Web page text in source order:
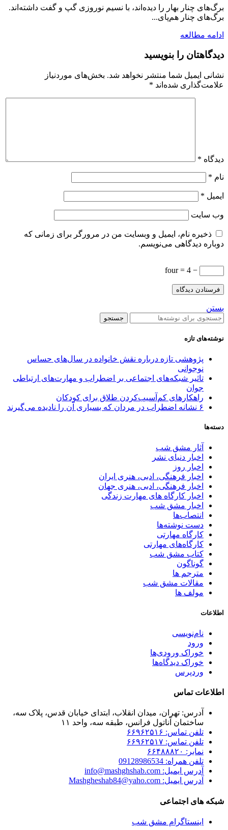
برگ‌های چنار بهار را دیده‌اند، با نسیم نوروزی گپ و گفت داشته‌اند.
برگ‌های چنار هم‌پای...
ادامه مطالعه
دیدگاهتان را بنویسید
نشانی ایمیل شما منتشر نخواهد شد. بخش‌های موردنیاز
علامت‌گذاری شده‌اند *
دیدگاه *
نام *
ایمیل *
وب‌ سایت
ذخیره نام، ایمیل و وبسایت من در مرورگر برای زمانی که
دوباره دیدگاهی می‌نویسم.
− four = 4
بستن
جستجو
نوشته‌های تازه
پژوهشی تازه درباره نقش خانواده در سال‌های حساس
نوجوانی
تاثیر شبکه‌های اجتماعی بر اضطراب و مهارت‌های ارتباطی
جوان
راهکارهای کم‌آسیب‌کردن طلاق برای کودکان
۶ نشانه اضطراب در مردان که بسیاری آن را نادیده می‌گیرند
دسته‌ها
آثار مشق شب
اخبار دنیای نشر
اخبار روز
اخبار فرهنگی، ادبی، هنری ایران
اخبار فرهنگی، ادبی، هنری جهان
اخبار کارگاه های مهارت زندگی
اخبار مشق شب
انتصاب‌ها
دست نوشته‌ها
کارگاه مهارتی
کارگاه‌های مهارتی
کتاب مشق شب
گوناگون
مترجم ها
مقالات مشق شب
مولف ها
اطلاعات
نام‌نویسی
ورود
خوراک ورودی‌ها
خوراک دیدگاه‌ها
وردپرس
اطلاعات تماس
آدرس: تهران، میدان انقلاب، ابتدای خیابان قدس، پلاک سه،
ساختمان آناتول فرانس، طبقه سه، واحد ۱۱
تلفن تماس: ۶۶۹۶۲۵۱۶
تلفن تماس: ۶۶۹۶۲۵۱۷
نمابر: ۶۶۴۸۸۸۲۰
تلفن همراه: 09128986534
آدرس ایمیل: info@mashghshab.com
آدرس ایمیل: Mashgheshab84@yaho.com
شبکه های اجتماعی
اینستاگرام مشق شب